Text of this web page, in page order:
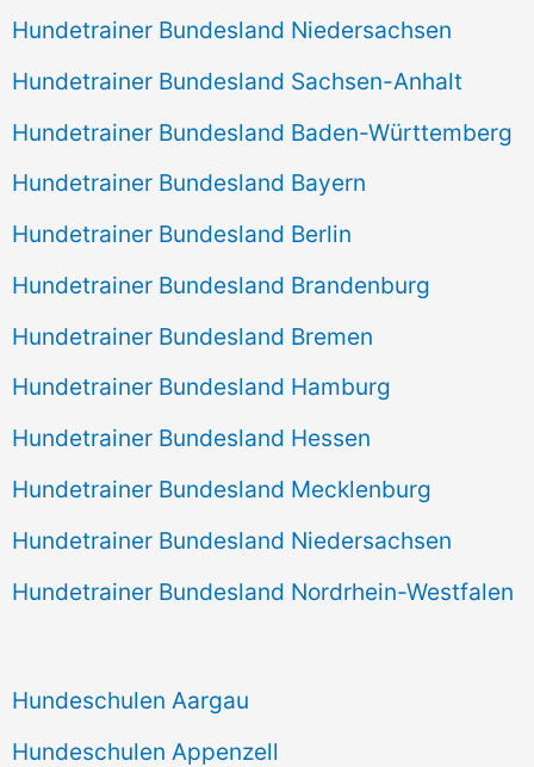
Hundetrainer Bundesland Niedersachsen
Hundetrainer Bundesland Sachsen-Anhalt
Hundetrainer Bundesland Baden-Württemberg
Hundetrainer Bundesland Bayern
Hundetrainer Bundesland Berlin
Hundetrainer Bundesland Brandenburg
Hundetrainer Bundesland Bremen
Hundetrainer Bundesland Hamburg
Hundetrainer Bundesland Hessen
Hundetrainer Bundesland Mecklenburg
Hundetrainer Bundesland Niedersachsen
Hundetrainer Bundesland Nordrhein-Westfalen
Hundeschulen Aargau
Hundeschulen Appenzell